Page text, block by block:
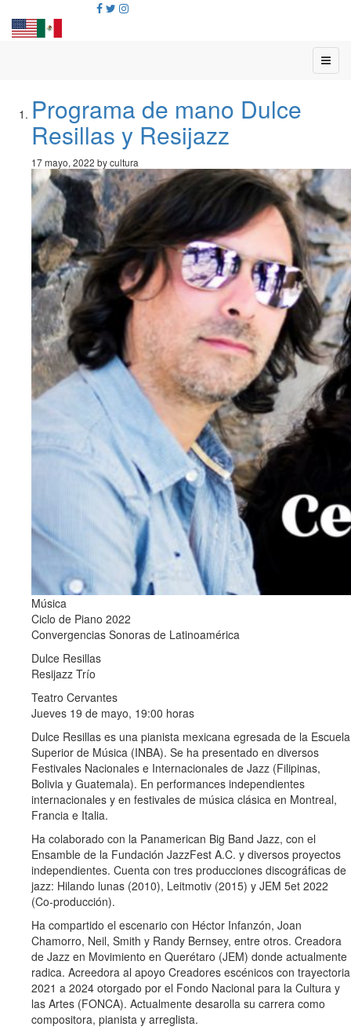
Programa de mano Dulce
Resillas y Resijazz
17 mayo, 2022 by cultura
Música
Ciclo de Piano 2022
Convergencias Sonoras de Latinoamérica
Dulce Resillas
Resijazz Trío
Teatro Cervantes
Jueves 19 de mayo, 19:00 horas
Dulce Resillas es una pianista mexicana egresada de la Escuela
Superior de Música (INBA). Se ha presentado en diversos
Festivales Nacionales e Internacionales de Jazz (Filipinas,
Bolivia y Guatemala). En performances independientes
internacionales y en festivales de música clásica en Montreal,
Francia e Italia.
Ha colaborado con la Panamerican Big Band Jazz, con el
Ensamble de la Fundación JazzFest A.C. y diversos proyectos
independientes. Cuenta con tres producciones discográficas de
jazz: Hilando lunas (2010), Leitmotiv (2015) y JEM 5et 2022
(Co-producción).
Ha compartido el escenario con Héctor Infanzón, Joan
Chamorro, Neil, Smith y Randy Bernsey, entre otros. Creadora
de Jazz en Movimiento en Querétaro (JEM) donde actualmente
radica. Acreedora al apoyo Creadores escénicos con trayectoria
2021 a 2024 otorgado por el Fondo Nacional para la Cultura y
las Artes (FONCA). Actualmente desarolla su carrera como
compositora, pianista y arreglista.